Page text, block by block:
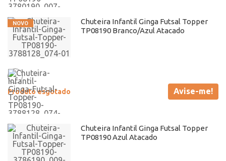
Chuteira Infantil Ginga Futsal Topper
TP08190 Branco/Azul Atacado
Produto esgotado Avise-me!
Chuteira Infantil Ginga Futsal Topper
TP08190 Azul Atacado